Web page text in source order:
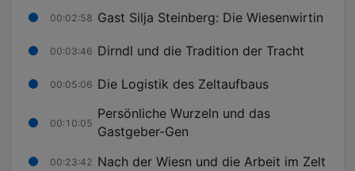
00:02:58 Gast Silja Steinberg: Die Wiesenwirtin
00:03:46 Dirndl und die Tradition der Tracht
00:05:06 Die Logistik des Zeltaufbaus
00:10:05
Persönliche Wurzeln und das
Gastgeber-Gen
00:23:42 Nach der Wiesn und die Arbeit im Zelt